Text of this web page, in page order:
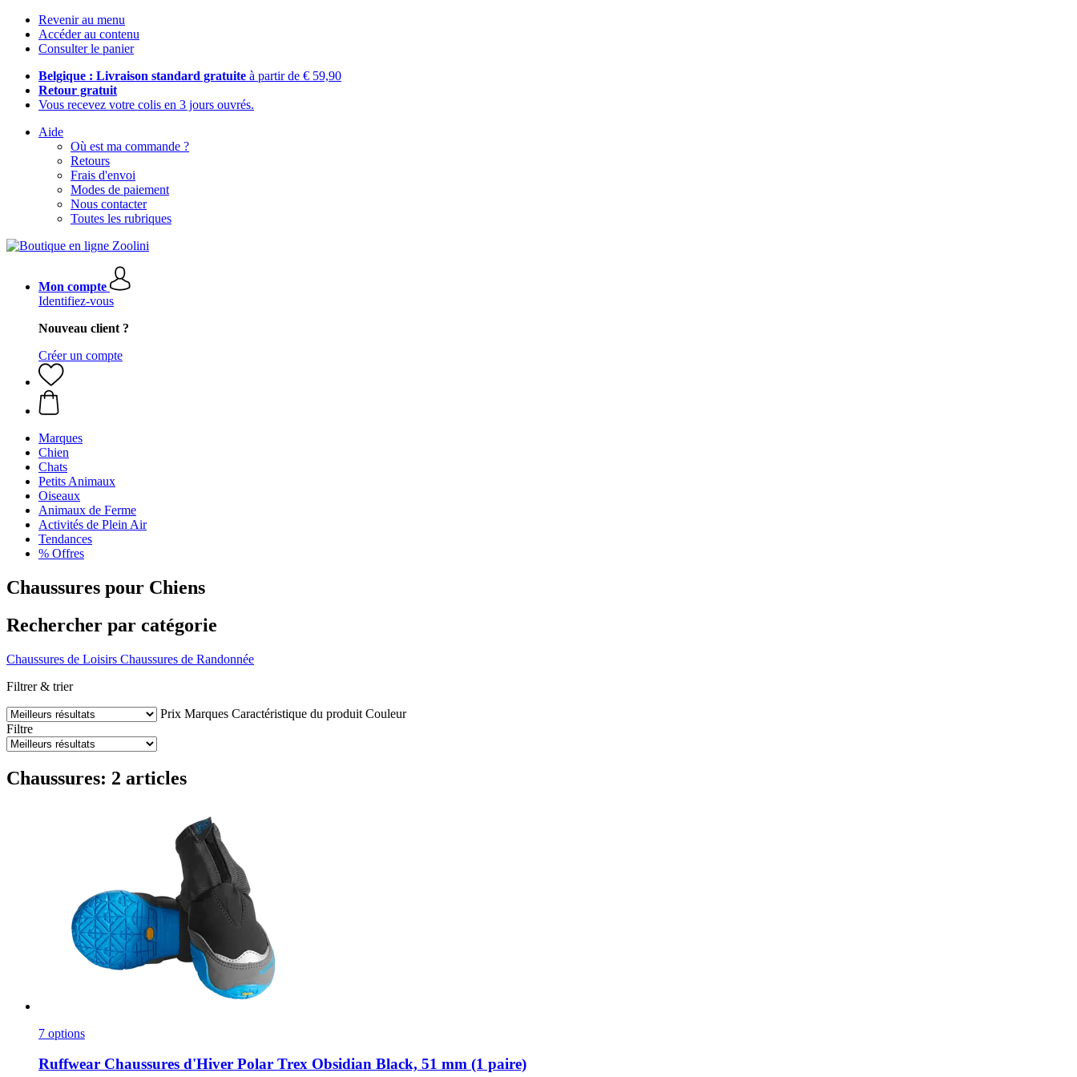
Revenir au menu
Accéder au contenu
Consulter le panier
Belgique : Livraison standard gratuite à partir de € 59,90
Retour gratuit
Vous recevez votre colis en 3 jours ouvrés.
Aide
Où est ma commande ?
Retours
Frais d'envoi
Modes de paiement
Nous contacter
Toutes les rubriques
Mon compte
Identifiez-vous
Nouveau client ?
Créer un compte
Marques
Chien
Chats
Petits Animaux
Oiseaux
Animaux de Ferme
Activités de Plein Air
Tendances
% Offres
Chaussures pour Chiens
Rechercher par catégorie
Chaussures de Loisirs Chaussures de Randonnée
Filtrer & trier
Prix Marques Caractéristique du produit Couleur
Filtre
Chaussures: 2 articles
7 options
Ruffwear Chaussures d'Hiver Polar Trex Obsidian Black, 51 mm (1 paire)